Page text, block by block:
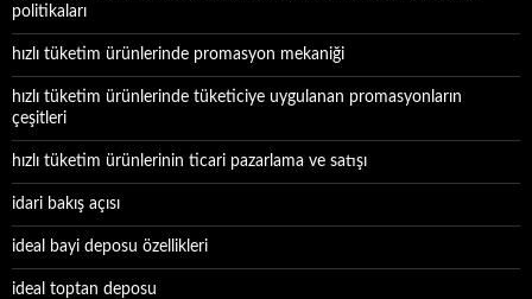
politikaları
hızlı tüketim ürünlerinde promasyon mekaniği
hızlı tüketim ürünlerinde tüketiciye uygulanan promasyonların
çeşitleri
hızlı tüketim ürünlerinin ticari pazarlama ve satışı
idari bakış açısı
ideal bayi deposu özellikleri
ideal toptan deposu